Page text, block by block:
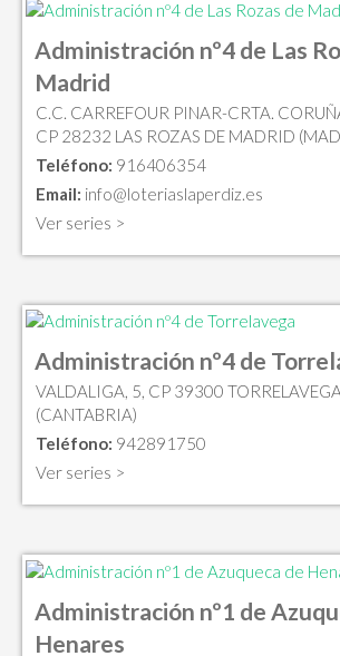
Administración nº4 de Las
Madrid
C.C. CARREFOUR PINAR-CRTA.
CP 28232 LAS ROZAS DE MADRID
Teléfono: 916406354
Email: info@loteriaslaperdiz.es
Ver series >
Administración nº4 de
VALDALIGA, 5, CP 39300 TORRELAVEGA
(CANTABRIA)
Teléfono: 942891750
Ver series >
Administración nº1 de
Henares